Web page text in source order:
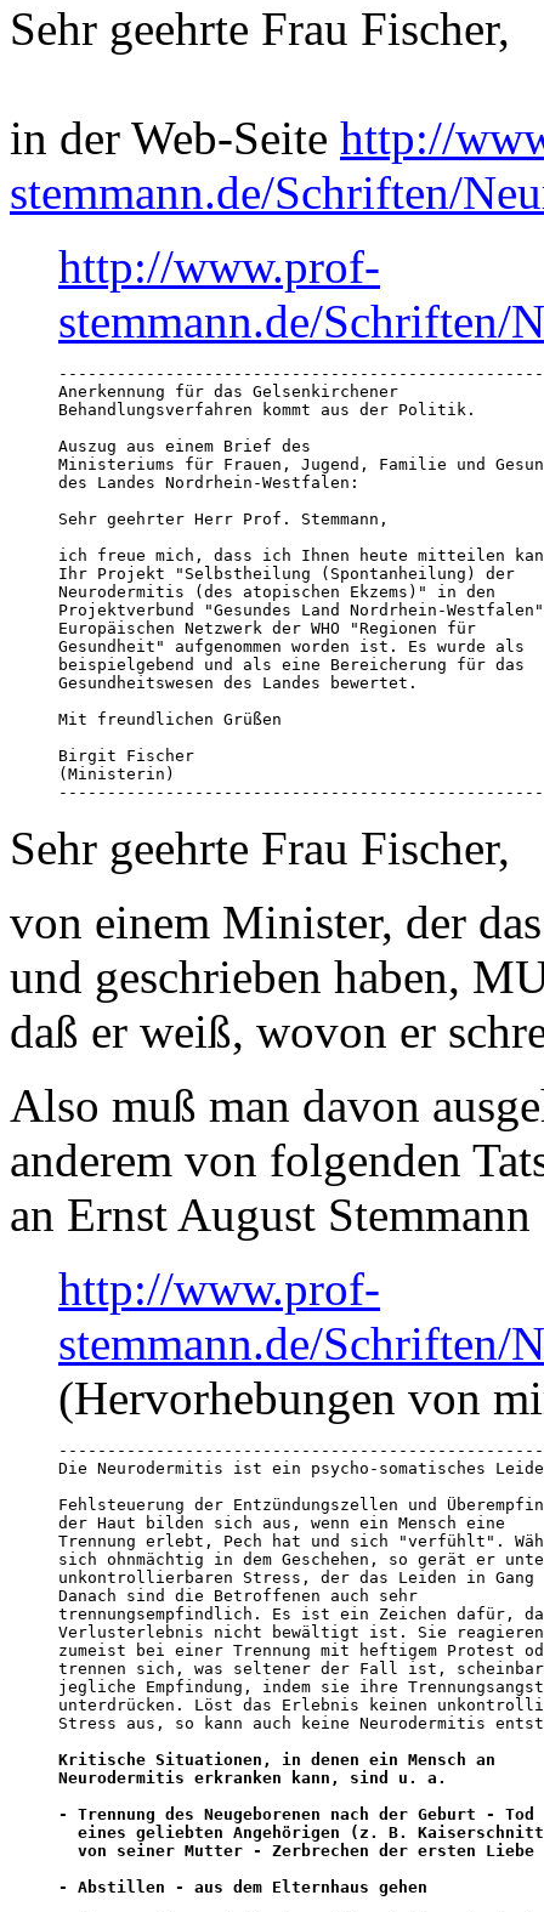
Sehr geehrte Frau Fischer,
in der Web-Seite http://
stemmann.de/Schriften/
http://www.prof-
stemmann.de/Schriften/
Anerkennung für das Gelsenkirchener
Behandlungsverfahren kommt aus der Politik.
Auszug aus einem Brief des
Ministeriums für Frauen, Jugend, Familie und
des Landes Nordrhein-Westfalen:
Sehr geehrter Herr Prof. Stemmann,
ich freue mich, dass ich Ihnen heute mitteilen
Ihr Projekt "Selbstheilung (Spontanheilung) der
Neurodermitis (des atopischen Ekzems)" in den
Projektverbund "Gesundes Land Nordrhein-
Europäischen Netzwerk der WHO "Regionen für
Gesundheit" aufgenommen worden ist. Es wurde als
beispielgebend und als eine Bereicherung für das
Gesundheitswesen des Landes bewertet.
Mit freundlichen Grüßen
Birgit Fischer
(Ministerin)
Sehr geehrte Frau Fischer,
von einem Minister, der
und geschrieben haben,
daß er weiß, wovon er
Also muß man davon
anderem von folgenden
an Ernst August
http://www.prof-
stemmann.de/Schriften/
(Hervorhebungen von
Die Neurodermitis ist ein psycho-somatisches
Fehlsteuerung der Entzündungszellen und
der Haut bilden sich aus, wenn ein Mensch eine
Trennung erlebt, Pech hat und sich "verfühlt".
sich ohnmächtig in dem Geschehen, so gerät er
unkontrollierbaren Stress, der das Leiden in
Danach sind die Betroffenen auch sehr
trennungsempfindlich. Es ist ein Zeichen dafür,
Verlusterlebnis nicht bewältigt ist. Sie reagieren
zumeist bei einer Trennung mit heftigem Protest
trennen sich, was seltener der Fall ist, scheinbar
jegliche Empfindung, indem sie ihre Trennungsangst
unterdrücken. Löst das Erlebnis keinen
Stress aus, so kann auch keine Neurodermitis
Kritische Situationen, in denen ein Mensch an
Neurodermitis erkranken kann, sind u. a.
- Trennung des Neugeborenen nach der Geburt - Tod
eines geliebten Angehörigen (z. B.
  von seiner Mutter - Zerbrechen der ersten Liebe
- Abstillen - aus dem Elternhaus gehen